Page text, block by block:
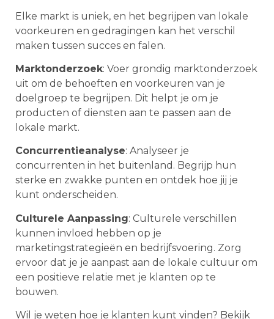
Elke markt is uniek, en het begrijpen van lokale
voorkeuren en gedragingen kan het verschil
maken tussen succes en falen.
Marktonderzoek: Voer grondig marktonderzoek
uit om de behoeften en voorkeuren van je
doelgroep te begrijpen. Dit helpt je om je
producten of diensten aan te passen aan de
lokale markt.
Concurrentieanalyse: Analyseer je
concurrenten in het buitenland. Begrijp hun
sterke en zwakke punten en ontdek hoe jij je
kunt onderscheiden.
Culturele Aanpassing: Culturele verschillen
kunnen invloed hebben op je
marketingstrategieën en bedrijfsvoering. Zorg
ervoor dat je je aanpast aan de lokale cultuur om
een positieve relatie met je klanten op te
bouwen.
Wil je weten hoe je klanten kunt vinden? Bekijk